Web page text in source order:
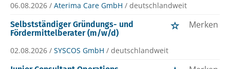
06.08.2026 / Aterima Care GmbH / deutschlandweit
Selbstständiger Gründungs- und
Fördermittelberater (m/w/d)
Merken
02.08.2026 / SYSCOS GmbH / deutschlandweit